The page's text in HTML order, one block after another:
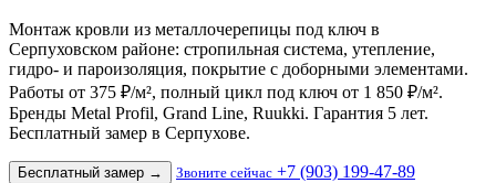
Монтаж кровли из металлочерепицы под ключ в
Серпуховском районе: стропильная система, утепление,
гидро- и пароизоляция, покрытие с доборными элементами.
Работы от 375 ₽/м², полный цикл под ключ от 1 850 ₽/м².
Бренды Metal Profil, Grand Line, Ruukki. Гарантия 5 лет.
Бесплатный замер в Серпухове.
Бесплатный замер → Звоните сейчас +7 (903) 199-47-89